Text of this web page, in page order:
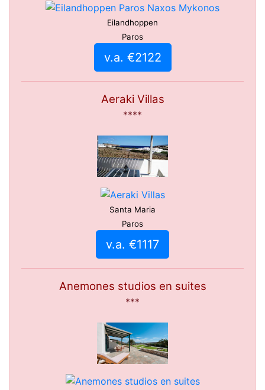
Eilandhoppen
Paros
v.a. €2122
Aeraki Villas
****
Santa Maria
Paros
v.a. €1117
Anemones studios en suites
***